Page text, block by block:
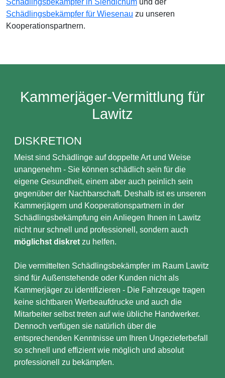
Schädlingsbekämpfer in Siehdichum und der
Schädlingsbekämpfer für Wiesenau zu unseren
Kooperationspartnern.
Kammerjäger-Vermittlung für
Lawitz
DISKRETION
Meist sind Schädlinge auf doppelte Art und Weise
unangenehm - Sie können schädlich sein für die
eigene Gesundheit, einem aber auch peinlich sein
gegenüber der Nachbarschaft. Deshalb ist es unseren
Kammerjägern und Kooperationspartnern in der
Schädlingsbekämpfung ein Anliegen Ihnen in Lawitz
nicht nur schnell und professionell, sondern auch
möglichst diskret zu helfen.
Die vermittelten Schädlingsbekämpfer im Raum Lawitz
sind für Außenstehende oder Kunden nicht als
Kammerjäger zu identifizieren - Die Fahrzeuge tragen
keine sichtbaren Werbeaufdrucke und auch die
Mitarbeiter selbst treten auf wie übliche Handwerker.
Dennoch verfügen sie natürlich über die
entsprechenden Kenntnisse um Ihren Ungezieferbefall
so schnell und effizient wie möglich und absolut
professionell zu bekämpfen.